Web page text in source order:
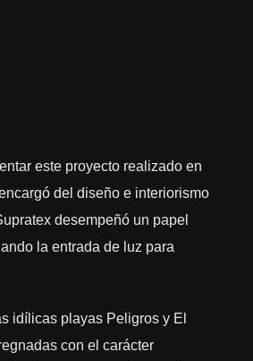
este proyecto realizado en
del diseño e interiorismo
desempeñó un papel
la entrada de luz para
idílicas playas Peligros y El
con el carácter